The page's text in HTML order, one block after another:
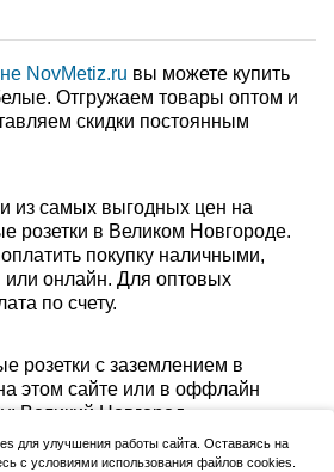
NovMetiz.ru вы можете купить
Отгружаем товары оптом и
скидки постоянным
из самых выгодных цен на
розетки в Великом Новгороде.
покупку наличными,
или онлайн. Для оптовых
по счету.
розетки с заземлением в
этом сайте или в оффлайн
Великий Новгород,
8а (по будням с 9:00 до 17:00, в
Забрать заказ можно
для улучшения работы сайта. Оставаясь на
с условиями использования файлов cookies.